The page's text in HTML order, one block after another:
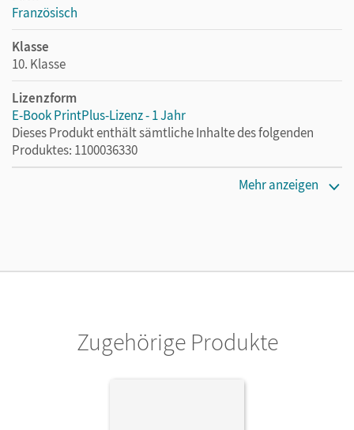
Französisch
Klasse
10. Klasse
Lizenzform
E-Book PrintPlus-Lizenz - 1 Jahr
Dieses Produkt enthält sämtliche Inhalte des folgenden
Produktes: 1100036330
ein Jahr lang ergänzend zum Print-Titel nutzen möchten.
Cornelsen Verlag
Mehr anzeigen
Zugehörige Produkte